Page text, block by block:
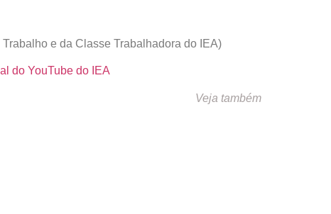
e da Classe Trabalhadora do IEA)
do YouTube do IEA
Veja também